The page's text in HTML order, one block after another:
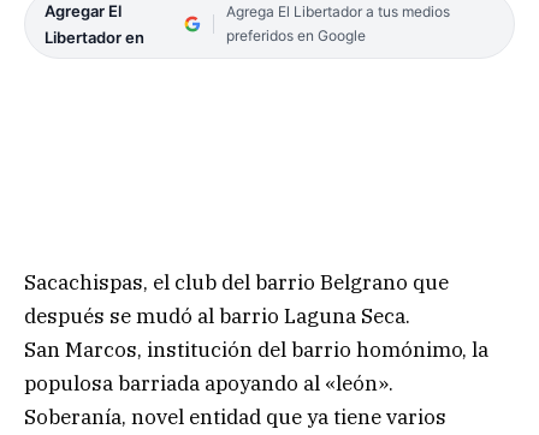
Agregar El
Libertador en
Agrega El Libertador a tus medios
preferidos en Google
Sacachispas, el club del barrio Belgrano que
después se mudó al barrio Laguna Seca.
San Marcos, institución del barrio homónimo, la
populosa barriada apoyando al «león».
Soberanía, novel entidad que ya tiene varios